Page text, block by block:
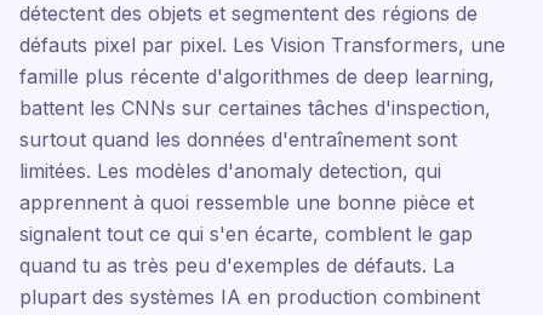
détectent des objets et segmentent des régions de
défauts pixel par pixel. Les Vision Transformers, une
famille plus récente d'algorithmes de deep learning,
battent les CNNs sur certaines tâches d'inspection,
surtout quand les données d'entraînement sont
limitées. Les modèles d'anomaly detection, qui
apprennent à quoi ressemble une bonne pièce et
signalent tout ce qui s'en écarte, comblent le gap
quand tu as très peu d'exemples de défauts. La
plupart des systèmes IA en production combinent